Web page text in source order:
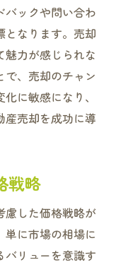
バックや問い合わ
となります。売却
力が感じられな
、売却のチャン
に敏感になり、
産売却を成功に導
戦略
慮した価格戦略が
に市場の相場に
バリューを意識す